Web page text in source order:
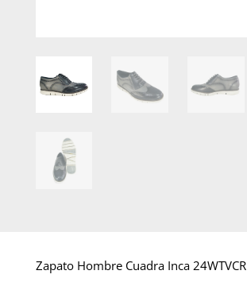
Zapato Hombre Cuadra Inca 24WTVCR